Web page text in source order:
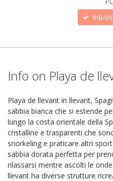
Info on Playa de
Playa de llevant in llevant,
sabbia bianca che si estende
lungo la costa orientale della
cristalline e trasparenti che
snorkeling e praticare altri
sabbia dorata perfetta per
rilassarsi mentre ascolti le
llevant ha diverse strutture